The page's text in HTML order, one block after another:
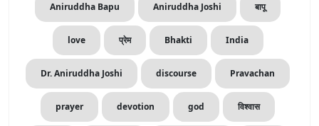
Aniruddha Bapu Aniruddha Joshi बापू
love प्रेम Bhakti India
Dr. Aniruddha Joshi discourse Pravachan
prayer devotion god विश्वास